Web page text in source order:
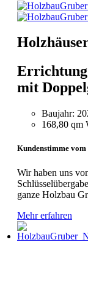
Errichtung
mit
Baujahr:
168,80 qm
Kundenstimme vom
Wir haben uns
ganze Holzbau
Mehr erfahren